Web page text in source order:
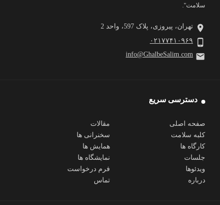
سلامت".
تهران، پیروزی، پلاک 597، واحد 2
۰۲۱۷۷۴۱۰۹۶۹
info@GhalbeSalim.com
دسترسی سریع
صفحه اصلی
مقالات
کلبه سلامت
سخنرانی ها
کارگاه ها
همایش ها
جلسات
نمایشگاه ها
ویدئوها
فرم درخواست
درباره
تماس